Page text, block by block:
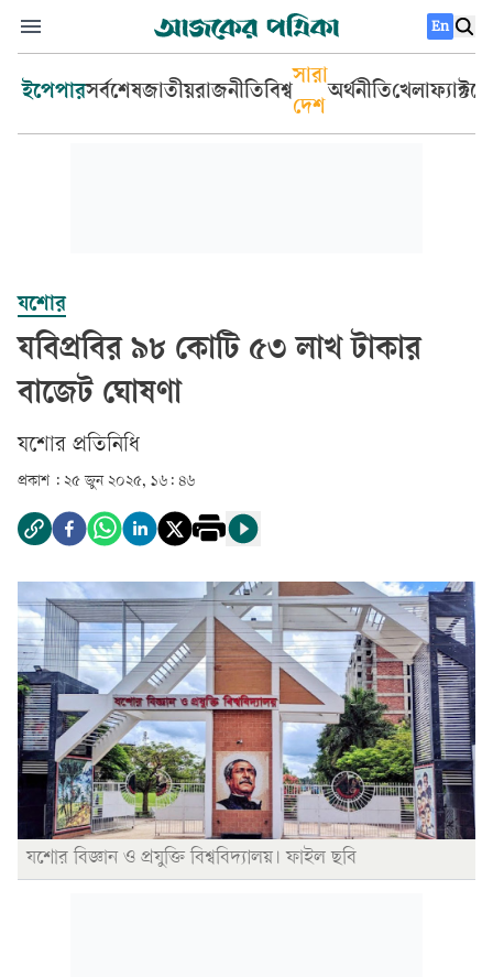
En
ইপেপারসর্বশেষজাতীয়রাজনীতিবিশ্ব
সারা
দেশ
অর্থনীতিখেলা
যশোর
যবিপ্রবির ৯৮ কোটি ৫৩ লাখ টাকার
বাজেট ঘোষণা
­যশোর প্রতিনিধি
প্রকাশ : ২৫ জুন ২০২৫, ১৬: ৪৬
যশোর বিজ্ঞান ও প্রযুক্তি বিশ্ববিদ্যালয়। ফাইল ছবি